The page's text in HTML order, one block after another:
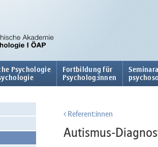
Psychologie
Fortbildung für
Psycholog:innen
Referent:innen
Autismus-